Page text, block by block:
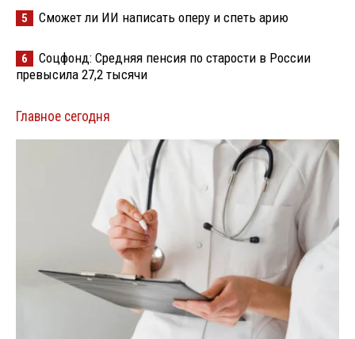
5 Сможет ли ИИ написать оперу и спеть арию
6
Соцфонд: Средняя пенсия по старости в России
превысила 27,2 тысячи
Главное сегодня